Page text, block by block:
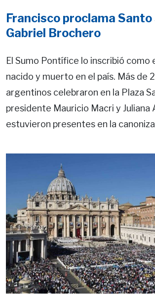
Francisco proclama Santo
Gabriel Brochero
El Sumo Pontífice lo inscribió como
nacido y muerto en el país. Más de 2
argentinos celebraron en la Plaza
presidente Mauricio Macri y Juliana
estuvieron presentes en la